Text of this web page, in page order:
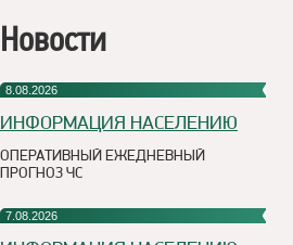
Новости
8.08.2026
ИНФОРМАЦИЯ НАСЕЛЕНИЮ
ОПЕРАТИВНЫЙ ЕЖЕДНЕВНЫЙ
ПРОГНОЗ ЧС
7.08.2026